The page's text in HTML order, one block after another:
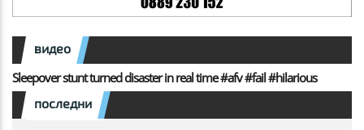
видео
Sleepover stunt turned disaster in real time #afv #fail #hilarious
последни